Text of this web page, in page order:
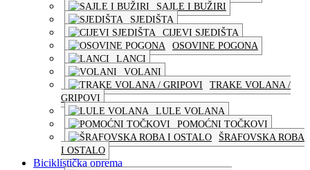
SAJLE I BUŽIRI
SJEDIŠTA
CIJEVI SJEDIŠTA
OSOVINE POGONA
LANCI
VOLANI
TRAKE VOLANA /
GRIPOVI
LULE VOLANA
POMOĆNI TOČKOVI
ŠRAFOVSKA ROBA
I OSTALO
Biciklistička oprema